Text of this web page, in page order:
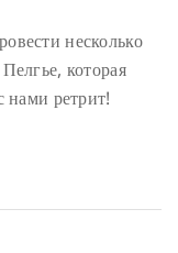
несколько
которая
нами ретрит!